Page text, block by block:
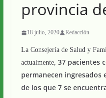
provincia
18 julio, 2020 Redacción
La Consejería de Salud y
actualmente, 37 pacientes
permanecen ingresados
de los que 7 se